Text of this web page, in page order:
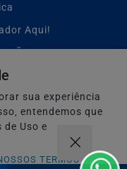
Aqui!
JOÃO 2.6
Humanos
sua experiência
entendemos que
Uso e
TERMOS